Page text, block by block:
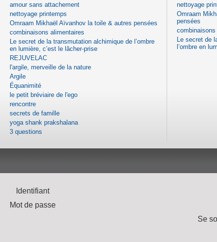
amour sans attachement
nettoyage printemps
Omraam Mikhaël Aïvanhov la toile & autres pensées
combinaisons alimentaires
Le secret de la transmutation alchimique de l’ombre
en lumière, c’est le lâcher-prise
REJUVELAC
l'argile, merveille de la nature
Argile
Équanimité
le petit bréviaire de l'ego
rencontre
secrets de famille
yoga shank prakshalana
3 questions
nettoyage
Omraam
pensées
Le secret de
l’ombre en
Identifiant
Mot de passe
Se